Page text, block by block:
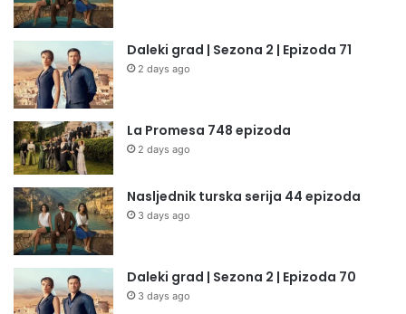
Daleki grad | Sezona 2 | Epizoda 71
2 days ago
La Promesa 748 epizoda
2 days ago
Nasljednik turska serija 44 epizoda
3 days ago
Daleki grad | Sezona 2 | Epizoda 70
3 days ago